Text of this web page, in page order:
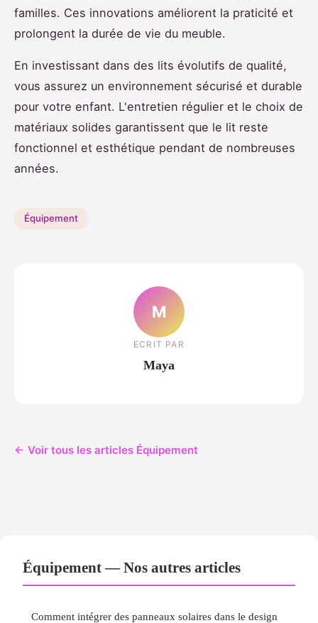
familles. Ces innovations améliorent la praticité et
prolongent la durée de vie du meuble.
En investissant dans des lits évolutifs de qualité,
vous assurez un environnement sécurisé et durable
pour votre enfant. L'entretien régulier et le choix de
matériaux solides garantissent que le lit reste
fonctionnel et esthétique pendant de nombreuses
années.
Équipement
M
ECRIT PAR
Maya
← Voir tous les articles Équipement
Équipement — Nos autres articles
Comment intégrer des panneaux solaires dans le design